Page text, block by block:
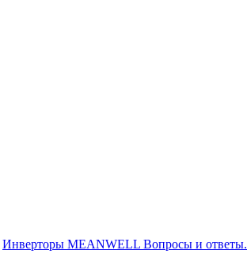
Инверторы MEANWELL Вопросы и ответы.